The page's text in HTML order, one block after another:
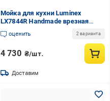
Мойка для кухни Luminex
LX7844R Handmade врезная
нержавеющая сталь 1,0/3,0
780x440 мм Сатин (LX7844R-
оценить 2 варианта
4 730 ₴/шт.
Доставим